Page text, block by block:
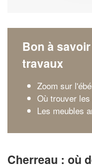
Bon à
travaux
Zoom sur
Où trouver
Les meubles
Cherreau : où